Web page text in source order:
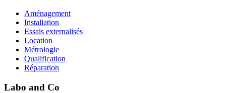
Aménagement
Installation
Essais externalisés
Location
Métrologie
Qualification
Réparation
Labo and Co